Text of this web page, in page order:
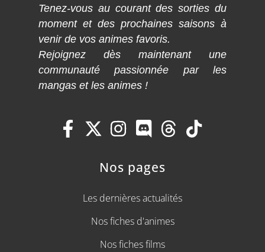
Tenez-vous au courant des sorties du
moment et des prochaines saisons à
venir de vos animes favoris.
Rejoignez dès maintenant une
communauté passionnée par les
mangas et les animes !
Nos pages
Les dernières actualités
Nos fiches d'animes
Nos fiches films